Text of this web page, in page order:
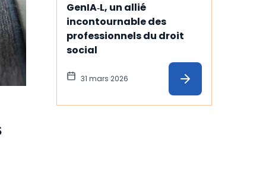
GenIA‑L, un allié
incontournable des
professionnels du droit
social
31 mars 2026